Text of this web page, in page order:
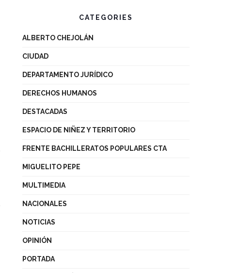
CATEGORIES
ALBERTO CHEJOLÁN
CIUDAD
DEPARTAMENTO JURÍDICO
DERECHOS HUMANOS
DESTACADAS
ESPACIO DE NIÑEZ Y TERRITORIO
FRENTE BACHILLERATOS POPULARES CTA
MIGUELITO PEPE
MULTIMEDIA
NACIONALES
NOTICIAS
OPINIÓN
PORTADA